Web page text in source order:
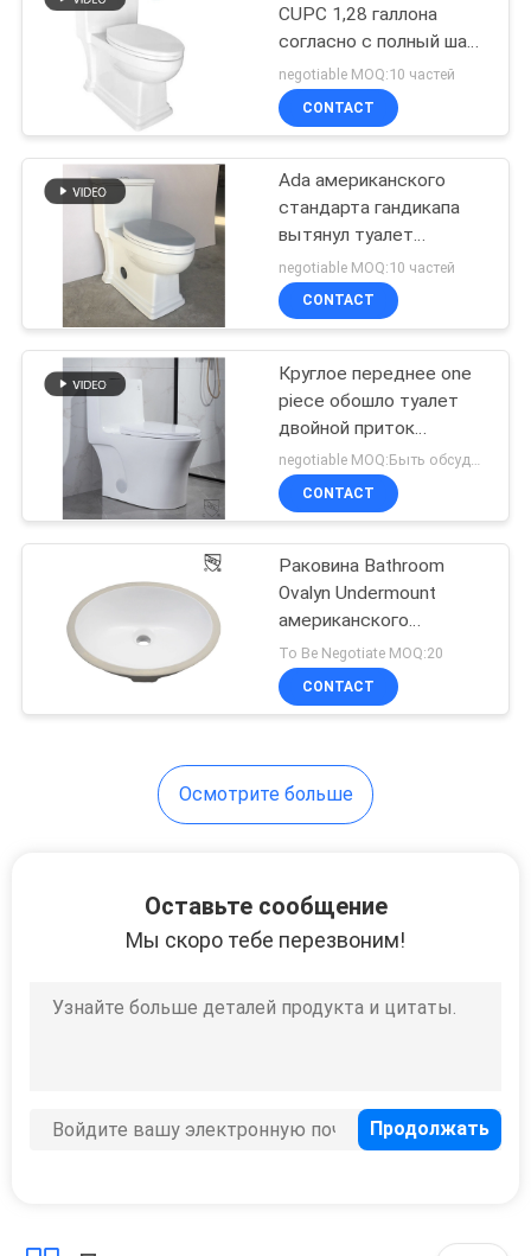
Двухкусочный
туалет
туалет cUPC
Туалет высоты
комфорта Ada
Туалет
стеной
раковина
CUPC 1,28 галлона
согласно с полный шар
720x430x750mm
Commode
negotiable MOQ:10 частей
CONTACT
Ada американского
стандарта гандикапа
вытянул туалет
сохранение воды 1
части
negotiable MOQ:10 частей
CONTACT
Круглое переднее one
piece обошло туалет
двойной приток
вытянул полностью
обойденное CUPC
negotiable MOQ:Быть обсудить
CONTACT
Раковина Bathroom
Ovalyn Undermount
американского
стандарта 20 дюймов в
белизне
To Be Negotiate MOQ:20
CONTACT
Осмотрите больше
Оставьте сообщение
Мы скоро тебе перезвоним!